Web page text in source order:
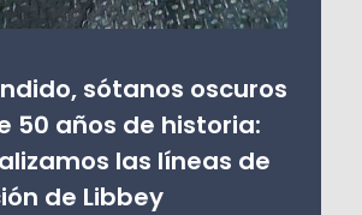
sótanos oscuros
50 años de historia:
las líneas de
de Libbey